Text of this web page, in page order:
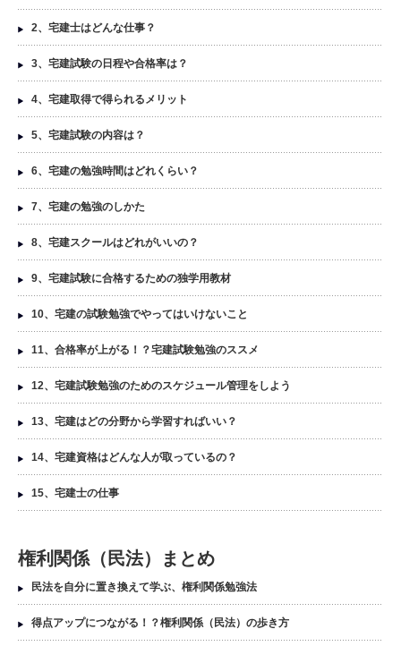
2、宅建士はどんな仕事？
3、宅建試験の日程や合格率は？
4、宅建取得で得られるメリット
5、宅建試験の内容は？
6、宅建の勉強時間はどれくらい？
7、宅建の勉強のしかた
8、宅建スクールはどれがいいの？
9、宅建試験に合格するための独学用教材
10、宅建の試験勉強でやってはいけないこと
11、合格率が上がる！？宅建試験勉強のススメ
12、宅建試験勉強のためのスケジュール管理をしよう
13、宅建はどの分野から学習すればいい？
14、宅建資格はどんな人が取っているの？
15、宅建士の仕事
権利関係（民法）まとめ
民法を自分に置き換えて学ぶ、権利関係勉強法
得点アップにつながる！？権利関係（民法）の歩き方